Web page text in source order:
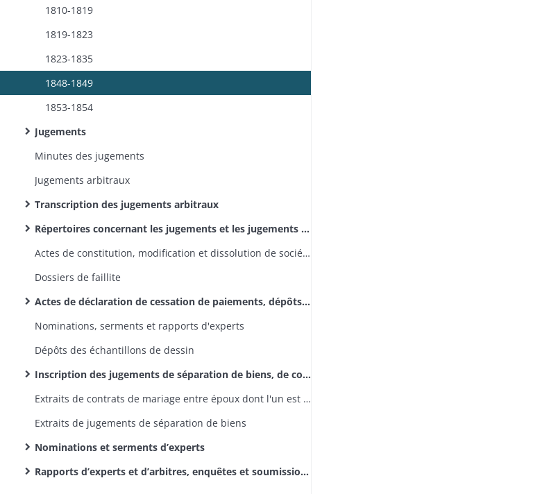
1810-1819
1819-1823
1823-1835
1848-1849
1853-1854
Jugements
Minutes des jugements
Jugements arbitraux
Transcription des jugements arbitraux
Répertoires concernant les jugements et les jugements arbitraux
Actes de constitution, modification et dissolution de sociétés
Dossiers de faillite
Actes de déclaration de cessation de paiements, dépôts de bilans et d'inventaires de faillites
Nominations, serments et rapports d'experts
Dépôts des échantillons de dessin
Inscription des jugements de séparation de biens, de contrats de mariage entre époux dont l'un est commerçant, de déclaration de cessation de fonction d'agent de change, d'actes d'émancipation de mineurs
Extraits de contrats de mariage entre époux dont l'un est commerçant
Extraits de jugements de séparation de biens
Nominations et serments d’experts
Rapports d’experts et d’arbitres, enquêtes et soumissions de cautions, autorisations de ventes aux enchères